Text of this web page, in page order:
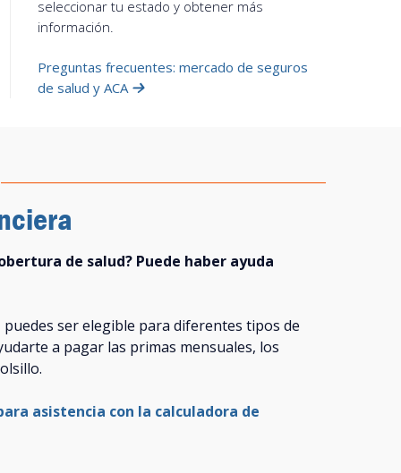
seleccionar tu estado y obtener más
información.
Preguntas frecuentes: mercado de seguros
de salud y ACA
de salud? Puede haber ayuda
ser elegible para diferentes tipos de
a pagar las primas mensuales, los
asistencia con la calculadora de